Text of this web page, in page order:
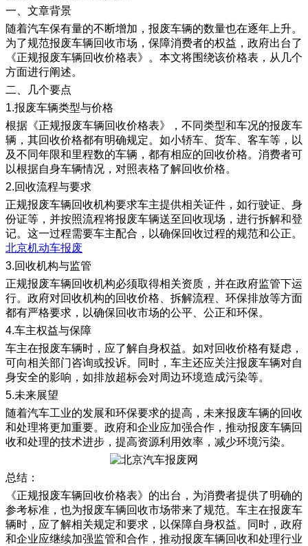
一、文章背景
随着汽车保有量的不断增加，报废车辆的数量也在逐年上升。
为了规范报废车辆回收市场，保障消费者的权益，政府出台了
《正规报废车辆回收价格表》。本文将围绕该价格表，从几个
方面进行阐述。
二、几个要点
1.报废车辆类型与价格
根据《正规报废车辆回收价格表》，不同类型和车况的报废车
辆，其回收价格都有明确规定。如小轿车、货车、客车等，以
及不同年限和里程数的车辆，都有相应的回收价格。消费者可
以根据自身车辆情况，对照表格了解回收价格。
2.回收流程与要求
正规报废车辆回收机构要求车主提供相关证件，如行驶证、身
份证等，并按照流程将报废车辆送至回收现场，进行拆解和登
记。这一过程需要车主配合，以确保回收过程的规范和公正。
北京机动车报废
3.回收机构与监管
正规报废车辆回收机构必须取得相关资质，并在政府监管下运
行。政府对回收机构的回收价格、拆解流程、环保排放等方面
都有严格要求，以确保回收市场的公平、公正和环保。
4.车主权益与保障
车主在报废车辆时，应了解自身权益。如对回收价格有疑虑，
可向相关部门咨询或投诉。同时，车主还应关注报废车辆对自
身安全的影响，如排放超标会对周边环境造成污染等。
5.未来展望
随着汽车工业的发展和环保要求的提高，未来报废车辆的回收
和处理将更加重要。政府和企业应加强合作，推动报废车辆回
收和处理的技术进步，提高资源利用效率，减少环境污染。
总结：
《正规报废车辆回收价格表》的出台，为消费者提供了明确的
参考标准，也为报废车辆回收市场带来了规范。车主在报废车
辆时，应了解相关规定和要求，以保障自身权益。同时，政府
和企业应继续加强监管和合作，推动报废车辆回收和处理行业